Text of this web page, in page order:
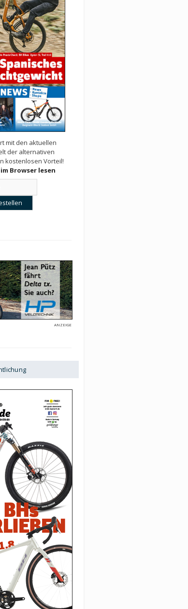
mit den aktuellen
der alternativen
kostenlosen Vorteil!
Browser lesen
ANZEIGE